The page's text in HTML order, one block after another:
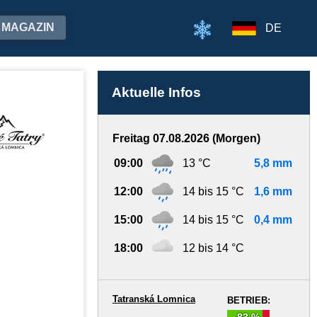
MAGAZIN DE
Aktuelle Infos
Freitag 07.08.2026 (Morgen)
09:00 13 °C 5,8 mm
12:00 14 bis 15 °C 1,6 mm
15:00 14 bis 15 °C 0,4 mm
18:00 12 bis 14 °C
BETRIEB:
Tatranská Lomnica